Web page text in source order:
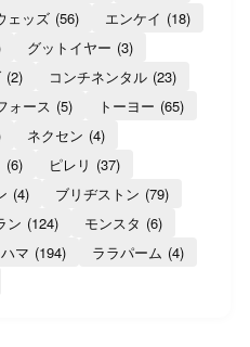
ェッズ (56) エンケイ (18)
グットイヤー (3)
(2) コンチネンタル (23)
ォース (5) トーヨー (65)
ネクセン (4)
(6) ピレリ (37)
(4) ブリヂストン (79)
ン (124) モンスタ (6)
マ (194) ララパーム (4)